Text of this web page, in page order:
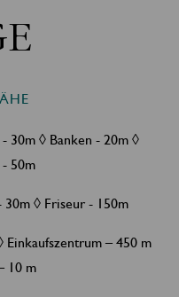
30m ◊ Banken - 20m ◊
50m
30m ◊ Friseur - 150m
– 450 m
10 m